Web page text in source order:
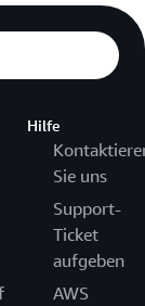
Hilfe
Sie uns
Support-
Ticket
aufgeben
AWS